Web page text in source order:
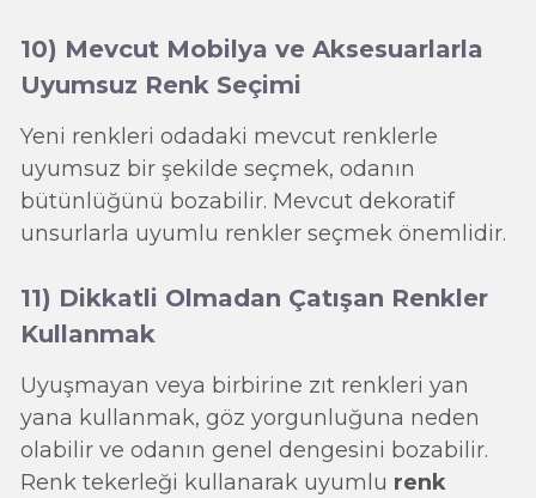
10) Mevcut Mobilya ve Aksesuarlarla
Uyumsuz Renk Seçimi
Yeni renkleri odadaki mevcut renklerle
uyumsuz bir şekilde seçmek, odanın
bütünlüğünü bozabilir. Mevcut dekoratif
unsurlarla uyumlu renkler seçmek önemlidir.
11) Dikkatli Olmadan Çatışan Renkler
Kullanmak
Uyuşmayan veya birbirine zıt renkleri yan
yana kullanmak, göz yorgunluğuna neden
olabilir ve odanın genel dengesini bozabilir.
Renk tekerleği kullanarak uyumlu renk